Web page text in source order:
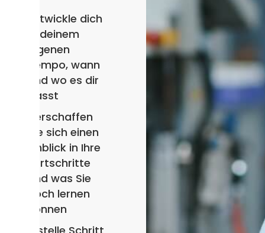
Entwickle dich
in deinem
eigenen
Tempo, wann
und wo es dir
passt
Verschaffen
Sie sich einen
Einblick in Ihre
Fortschritte
und was Sie
noch lernen
können
Erstelle Schritt